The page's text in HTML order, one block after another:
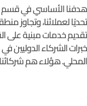
هدفنا الأساسي في قسم
تحديًا لعملائنا، وتجاوز
تقديم خدمات مبنية على
خبرات الشركاء الدوليين
المحلي. هؤلاء هم